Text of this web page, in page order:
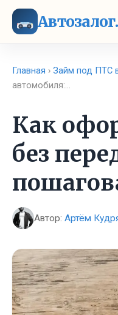
Главная › Займ под ПТС
автомобиля:…
Как
без
Автор: Артём